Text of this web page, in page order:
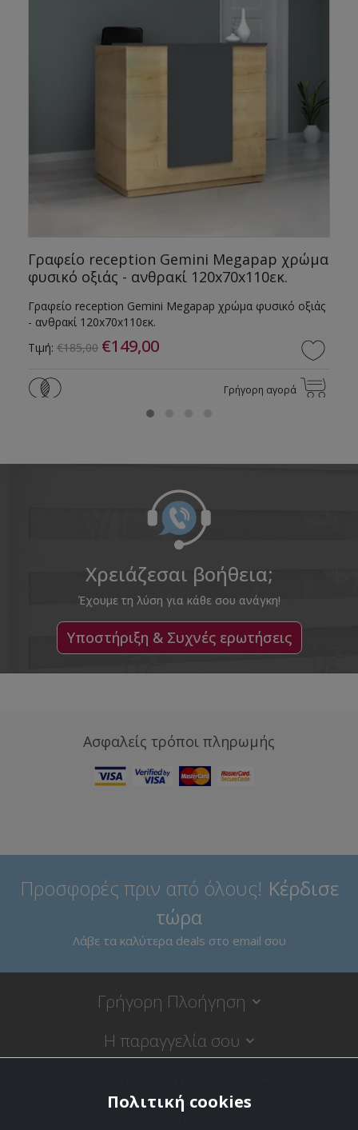
Γραφείο reception Gemini Megapap χρώμα
φυσικό οξιάς - ανθρακί 120x70x110εκ.
Γραφείο reception Gemini Megapap χρώμα φυσικό οξιάς
- ανθρακί 120x70x110εκ.
Τιμή: €185,00 €149,00
Γρήγορη αγορά
Χρειάζεσαι βοήθεια;
Έχουμε τη λύση για κάθε σου ανάγκη!
Υποστήριξη & Συχνές ερωτήσεις
Ασφαλείς τρόποι πληρωμής
Προσφορές πριν από όλους! Κέρδισε
τώρα
Λάβε τα καλύτερα deals στο email σου
Γρήγορη Πλοήγηση
Η παραγγελία σου
VBstore
Πολιτική cookies